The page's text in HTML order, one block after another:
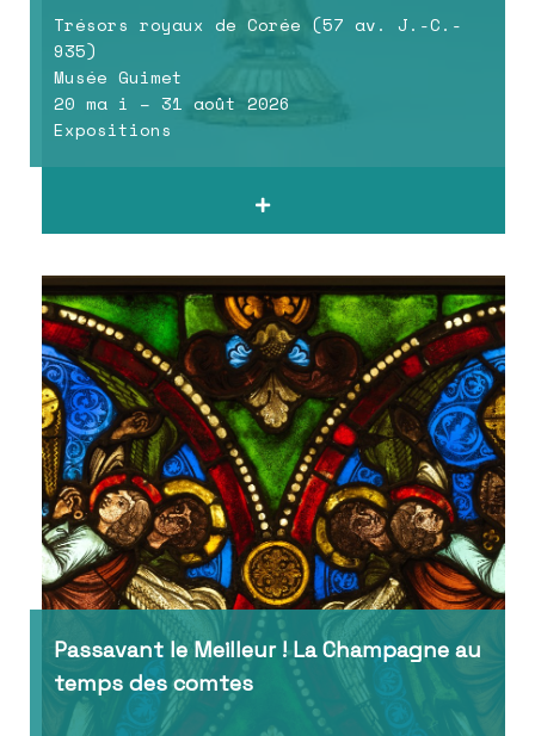
Trésors royaux de Corée (57 av. J.-C.-
935)
Musée Guimet
20 ma i – 31 août 2026
Expositions
Passavant le Meilleur ! La Champagne au
temps des comtes